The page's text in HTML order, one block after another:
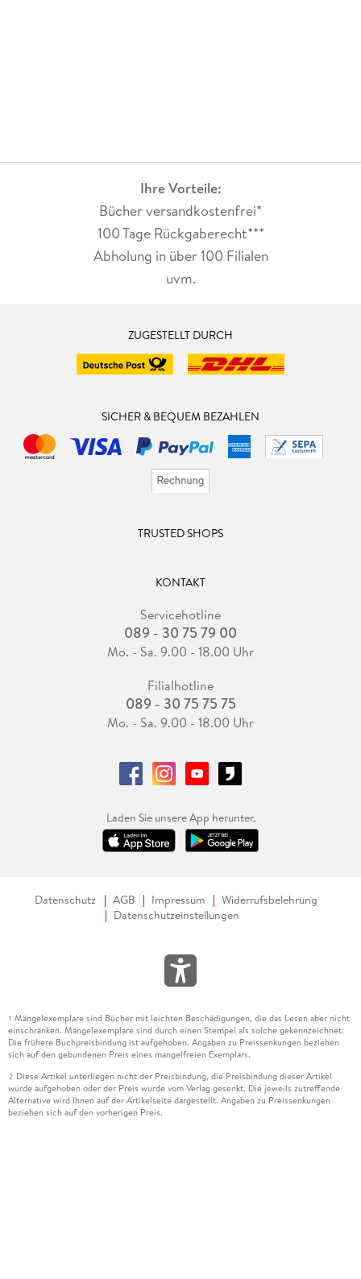
Ihre Vorteile:
Bücher versandkostenfrei*
100 Tage Rückgaberecht***
Abholung in über 100 Filialen
uvm.
ZUGESTELLT DURCH
SICHER & BEQUEM BEZAHLEN
TRUSTED SHOPS
KONTAKT
Servicehotline
089 - 30 75 79 00
Mo. - Sa. 9.00 - 18.00 Uhr
Filialhotline
089 - 30 75 75 75
Mo. - Sa. 9.00 - 18.00 Uhr
Laden Sie unsere App herunter.
Datenschutz AGB Impressum
Widerrufsbelehrung
Datenschutzeinstellungen
1 Mängelexemplare sind Bücher mit leichten Beschädigungen, die das Lesen aber nicht
einschränken. Mängelexemplare sind durch einen Stempel als solche gekennzeichnet.
Die frühere Buchpreisbindung ist aufgehoben. Angaben zu Preissenkungen beziehen
sich auf den gebundenen Preis eines mangelfreien Exemplars.
2 Diese Artikel unterliegen nicht der Preisbindung, die Preisbindung dieser Artikel
wurde aufgehoben oder der Preis wurde vom Verlag gesenkt. Die jeweils zutreffende
Alternative wird Ihnen auf der Artikelseite dargestellt. Angaben zu Preissenkungen
beziehen sich auf den vorherigen Preis.